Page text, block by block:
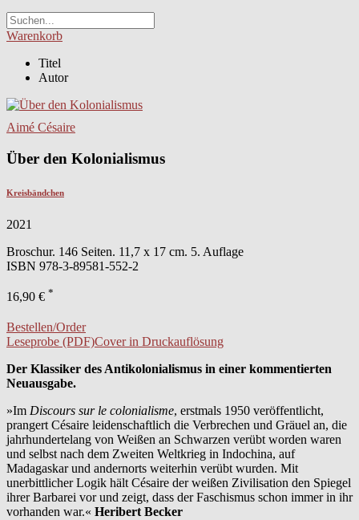
Warenkorb
Titel
Autor
Aimé Césaire
Über den Kolonialismus
Kreisbändchen
2021
Broschur. 146 Seiten. 11,7 x 17 cm. 5. Auflage
ISBN 978-3-89581-552-2
16,90 € *
Bestellen/Order
Leseprobe (PDF)Cover in Druckauflösung
Der Klassiker des Antikolonialismus in einer kommentierten
Neuausgabe.
»Im Discours sur le colonialisme, erstmals 1950 veröffentlicht,
prangert Césaire leidenschaftlich die Verbrechen und Gräuel an, die
jahrhundertelang von Weißen an Schwarzen verübt worden waren
und selbst nach dem Zweiten Weltkrieg in Indochina, auf
Madagaskar und andernorts weiterhin verübt wurden. Mit
unerbittlicher Logik hält Césaire der weißen Zivilisation den Spiegel
ihrer Barbarei vor und zeigt, dass der Faschismus schon immer in ihr
vorhanden war.« Heribert Becker